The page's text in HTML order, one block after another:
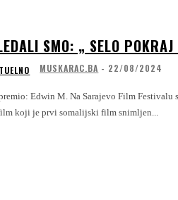
SMO: „ SELO POKRAJ
MUSKARAC.BA - 22/08/2024
Film Festivalu se publici predstavio film iz Somalije, da dobro ste pročitali iz Somalije i to zavaljujući austtrijskom producentu. Ovo
koji je prvi somalijski film snimljen...